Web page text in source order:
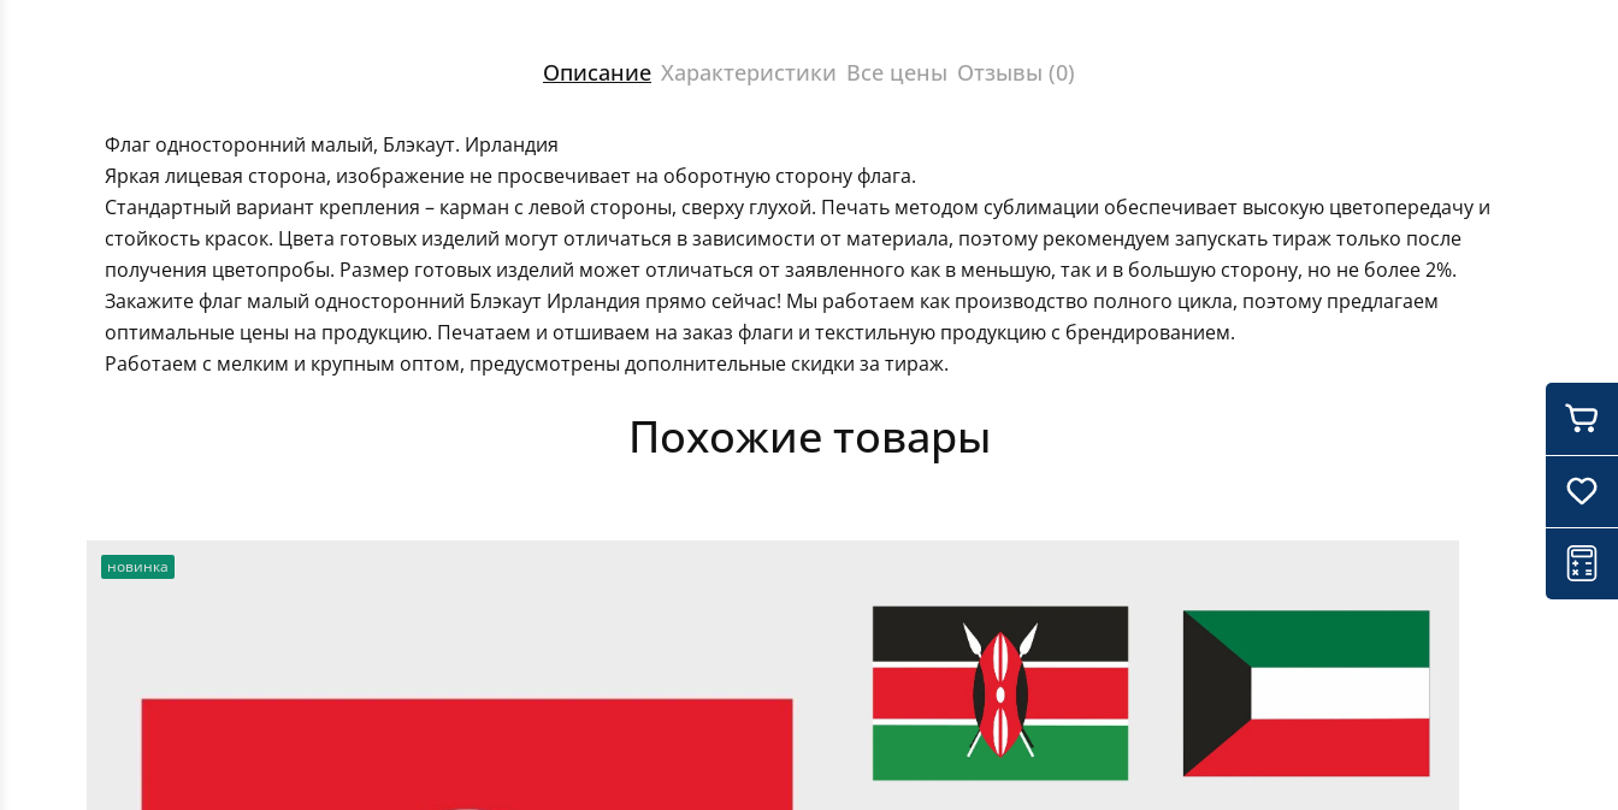
Описание Характеристики Все цены Отзывы (0)
Флаг односторонний малый, Блэкаут. Ирландия
Яркая лицевая сторона, изображение не просвечивает на оборотную сторону флага.
Стандартный вариант крепления – карман с левой стороны, сверху глухой. Печать методом сублимации обеспечивает высокую цветопередачу и
стойкость красок. Цвета готовых изделий могут отличаться в зависимости от материала, поэтому рекомендуем запускать тираж только после
получения цветопробы. Размер готовых изделий может отличаться от заявленного как в меньшую, так и в большую сторону, но не более 2%.
Закажите флаг малый односторонний Блэкаут Ирландия прямо сейчас! Мы работаем как производство полного цикла, поэтому предлагаем
оптимальные цены на продукцию. Печатаем и отшиваем на заказ флаги и текстильную продукцию с брендированием.
Работаем с мелким и крупным оптом, предусмотрены дополнительные скидки за тираж.
Похожие товары
новинка